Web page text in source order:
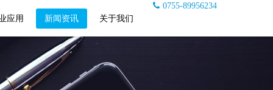
0755-89956234
应用
新闻资讯 关于我们